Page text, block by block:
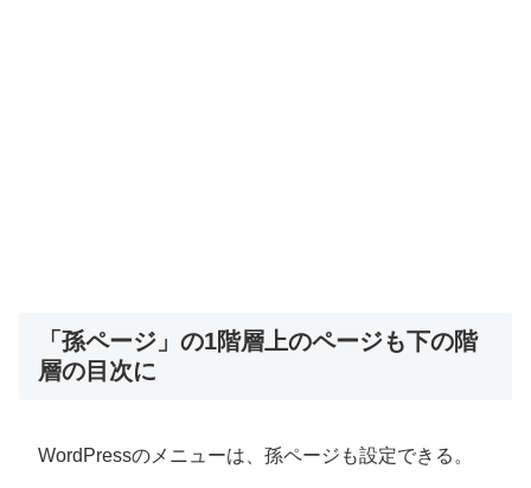
「孫ページ」の1階層上のページも下の階
層の目次に
WordPressのメニューは、孫ページも設定できる。